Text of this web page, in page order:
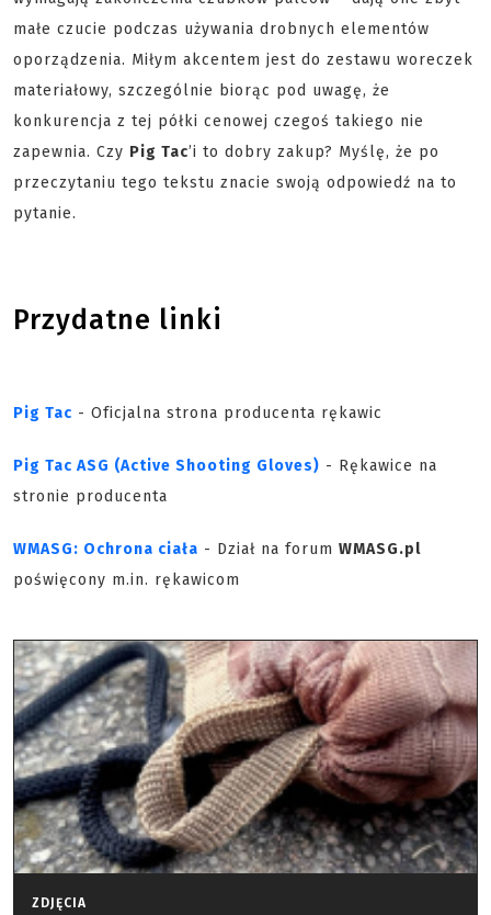
małe czucie podczas używania drobnych elementów
oporządzenia. Miłym akcentem jest do zestawu woreczek
materiałowy, szczególnie biorąc pod uwagę, że
konkurencja z tej półki cenowej czegoś takiego nie
zapewnia. Czy Pig Tac’i to dobry zakup? Myślę, że po
przeczytaniu tego tekstu znacie swoją odpowiedź na to
pytanie.
Przydatne linki
Pig Tac - Oficjalna strona producenta rękawic
Pig Tac ASG (Active Shooting Gloves) - Rękawice na
stronie producenta
WMASG: Ochrona ciała - Dział na forum WMASG.pl
poświęcony m.in. rękawicom
ZDJĘCIA